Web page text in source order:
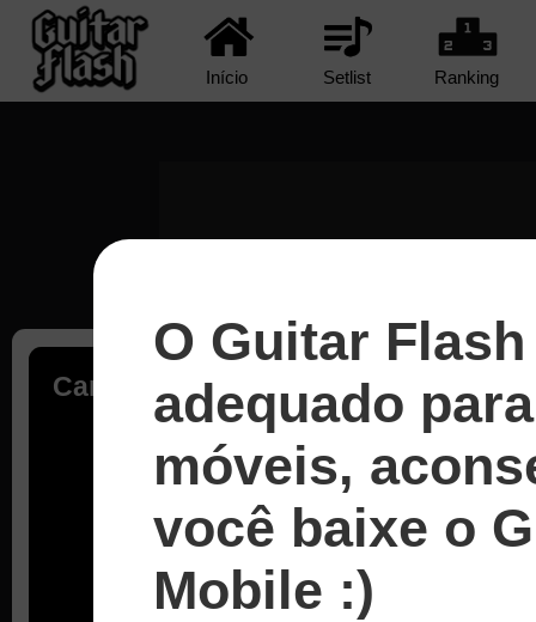
Início Setlist Ranking
Carregando...
O Guitar
adequado
móveis,
você baixe o
Mobile :)